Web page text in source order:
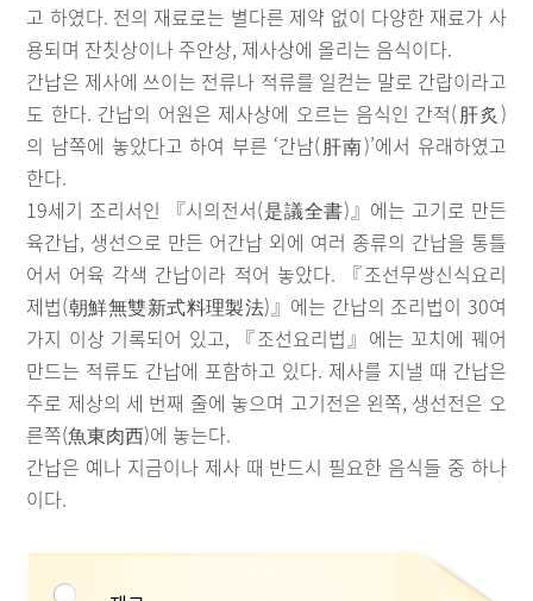
고 하였다. 전의 재료로는 별다른 제약 없이 다양한 재료가 사
용되며 잔칫상이나 주안상, 제사상에 올리는 음식이다.
간납은 제사에 쓰이는 전류나 적류를 일컫는 말로 간랍이라고
도 한다. 간납의 어원은 제사상에 오르는 음식인 간적(肝炙)
의 남쪽에 놓았다고 하여 부른 ‘간남(肝南)’에서 유래하였고
한다.
19세기 조리서인 『시의전서(是議全書)』에는 고기로 만든
육간납, 생선으로 만든 어간납 외에 여러 종류의 간납을 통틀
어서 어육 각색 간납이라 적어 놓았다. 『조선무쌍신식요리
제법(朝鮮無雙新式料理製法)』에는 간납의 조리법이 30여
가지 이상 기록되어 있고, 『조선요리법』에는 꼬치에 꿰어
만드는 적류도 간납에 포함하고 있다. 제사를 지낼 때 간납은
주로 제상의 세 번째 줄에 놓으며 고기전은 왼쪽, 생선전은 오
른쪽(魚東肉西)에 놓는다.
간납은 예나 지금이나 제사 때 반드시 필요한 음식들 중 하나
이다.